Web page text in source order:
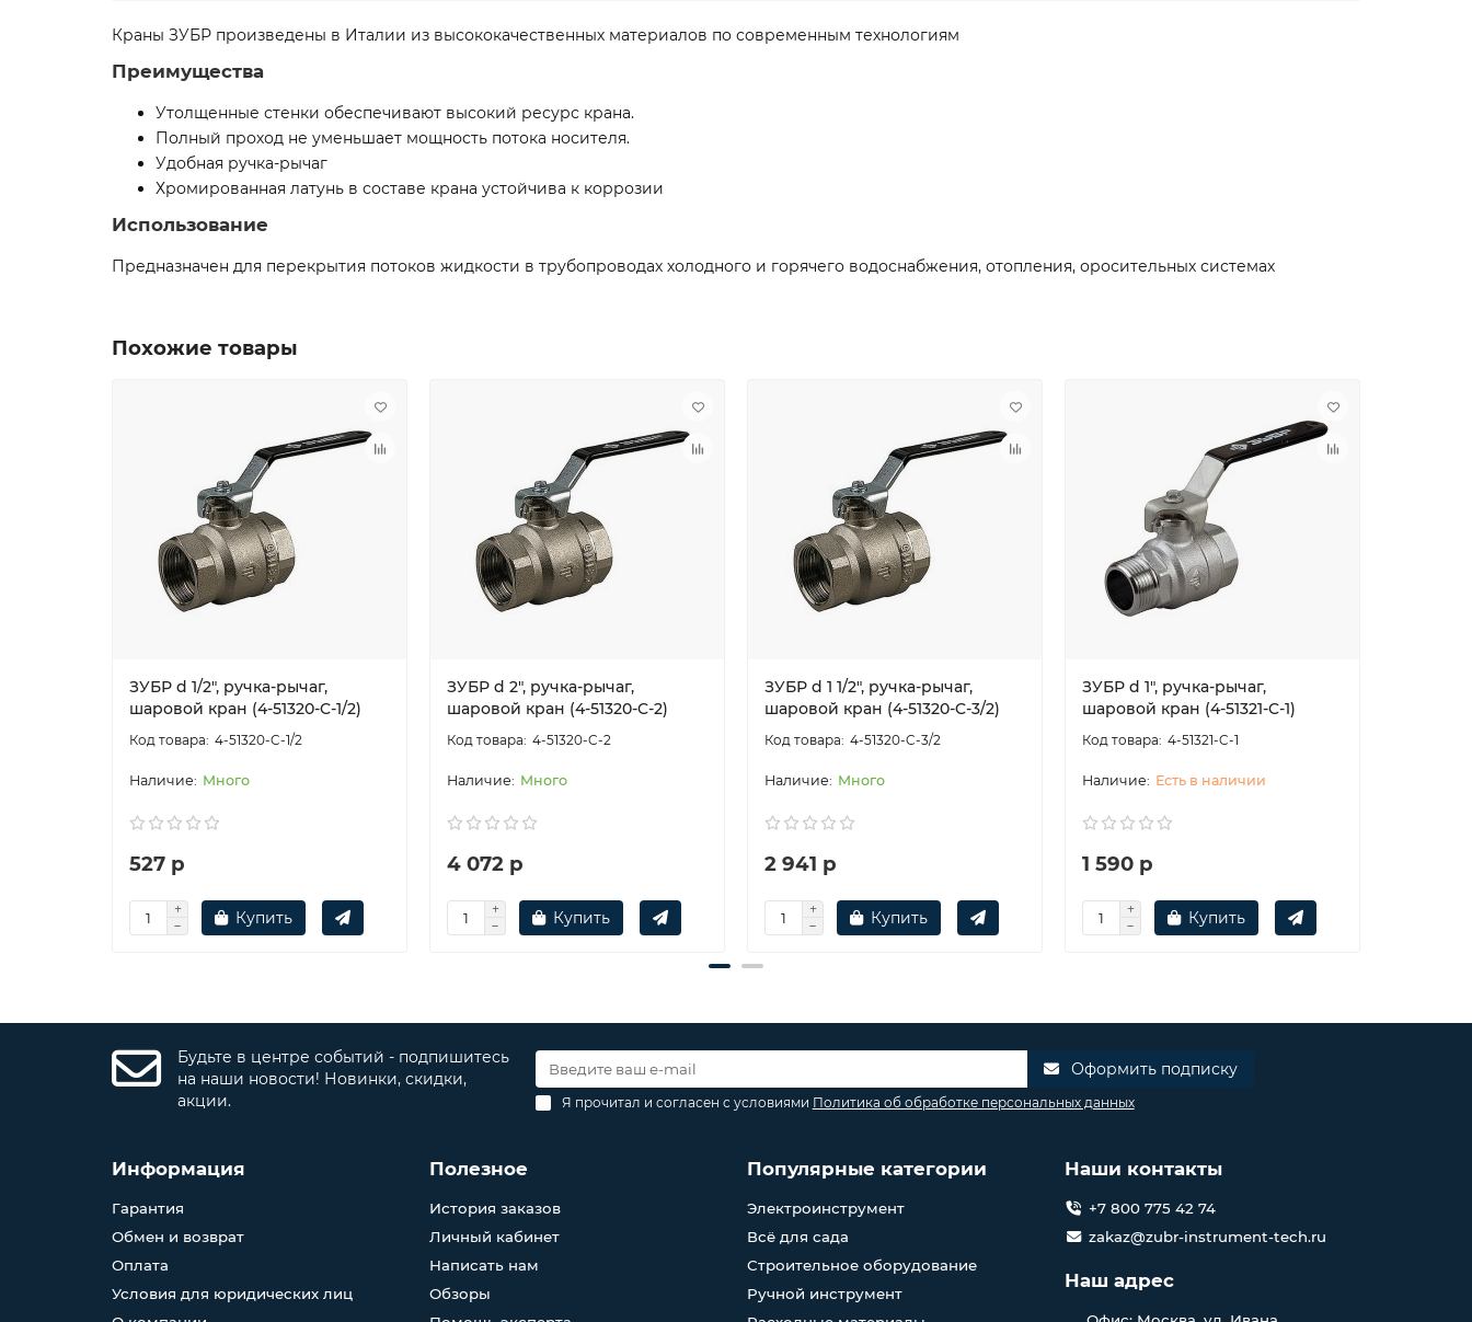
Краны ЗУБР произведены в Италии из высококачественных материалов по современным технологиям
Преимущества
Утолщенные стенки обеспечивают высокий ресурс крана.
Полный проход не уменьшает мощность потока носителя.
Удобная ручка-рычаг
Хромированная латунь в составе крана устойчива к коррозии
Использование
Предназначен для перекрытия потоков жидкости в трубопроводах холодного и горячего водоснабжения, отопления, оросительных системах
Похожие товары
ЗУБР d 1/2″, ручка-рычаг,
шаровой кран (4-51320-C-1/2)
4-51320-C-1/2
Много
527 р
Купить
ЗУБР d 2″, ручка-рычаг,
шаровой кран (4-51320-C-2)
4-51320-C-2
Много
4 072 р
Купить
ЗУБР d 1 1/2″, ручка-рычаг,
шаровой кран (4-51320-C-3/2)
4-51320-C-3/2
Много
2 941 р
Купить
ЗУБР d 1″, ручка-рычаг,
шаровой кран (4-51321-C-1)
4-51321-C-1
Есть в наличии
1 590 р
Купить
Будьте в центре событий - подпишитесь
на наши новости! Новинки, скидки,
акции.
Оформить подписку
Я прочитал и согласен с условиями Политика об обработке персональных данных
Информация
Гарантия
Обмен и возврат
Оплата
Условия для юридических лиц
Полезное
История заказов
Личный кабинет
Написать нам
Обзоры
Популярные категории
Электроинструмент
Всё для сада
Строительное оборудование
Ручной инструмент
Наши контакты
+7 800 775 42 74
zakaz@zubr-instrument-tech.ru
Наш адрес